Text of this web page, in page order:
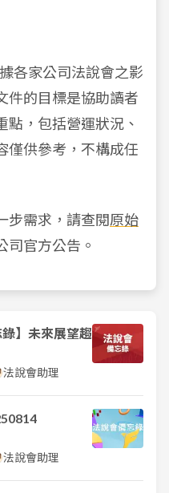
各家公司法說會之影
件的目標是協助讀者
點，包括營運狀況、
僅供參考，不構成任
步需求，請查閱原始
司官方公告。
錄】未來展望趨
法說會助理
法說會助理